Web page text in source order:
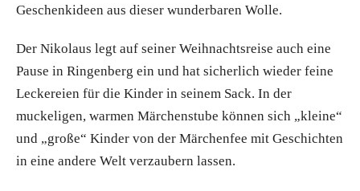
Geschenkideen aus dieser wunderbaren Wolle.
Der Nikolaus legt auf seiner Weihnachtsreise auch eine
Pause in Ringenberg ein und hat sicherlich wieder feine
Leckereien für die Kinder in seinem Sack. In der
muckeligen, warmen Märchenstube können sich „kleine“
und „große“ Kinder von der Märchenfee mit Geschichten
in eine andere Welt verzaubern lassen.